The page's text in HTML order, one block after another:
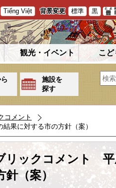
Tiếng Việt 背景変更 標準 黒
観光・イベント こど
施設を
探す
コメント
果に対する市の方針（案）
リックコメント 平
（案）